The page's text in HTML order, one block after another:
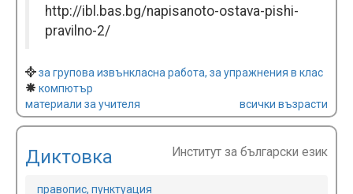
http://ibl.bas.bg/napisanoto-ostava-pishi-
pravilno-2/
за групова извънкласна работа, за упражнения в клас
компютър
материали за учителя
всички възрасти
Диктовка Институт за български език
правопис, пунктуация